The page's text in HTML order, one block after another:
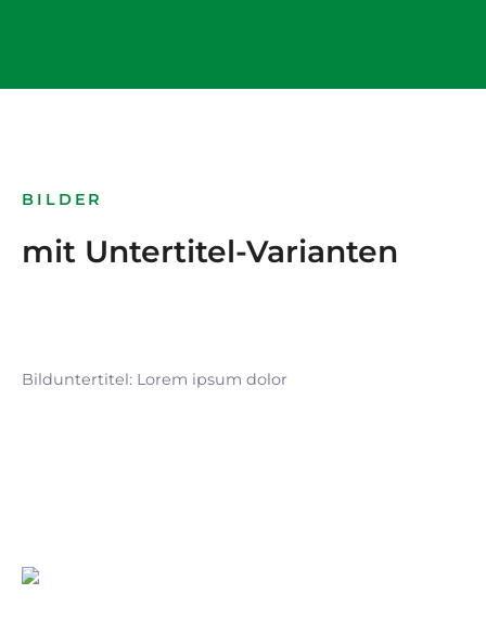
BILDER
mit Untertitel-Varianten
Bilduntertitel: Lorem ipsum dolor